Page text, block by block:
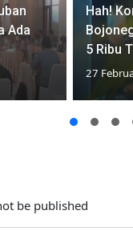
Ada
Hah!
5 Ribu
27
be published